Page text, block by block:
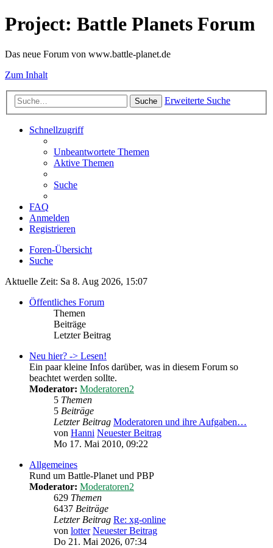
Project: Battle Planets Forum
Das neue Forum von www.battle-planet.de
Zum Inhalt
Suche Erweiterte Suche
Schnellzugriff
Unbeantwortete Themen
Aktive Themen
Suche
FAQ
Anmelden
Registrieren
Foren-Übersicht
Suche
Aktuelle Zeit: Sa 8. Aug 2026, 15:07
Öffentliches Forum
Themen
Beiträge
Letzter Beitrag
Neu hier? -> Lesen!
Ein paar kleine Infos darüber, was in diesem Forum so
beachtet werden sollte.
Moderator: Moderatoren2
5 Themen
5 Beiträge
Letzter Beitrag Moderatoren und ihre Aufgaben…
von Hanni Neuester Beitrag
Mo 17. Mai 2010, 09:22
Allgemeines
Rund um Battle-Planet und PBP
Moderator: Moderatoren2
629 Themen
6437 Beiträge
Letzter Beitrag Re: xg-online
von lotter Neuester Beitrag
Do 21. Mai 2026, 07:34